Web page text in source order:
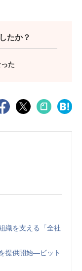
たか？
た
織を支える「全社
提供開始—ビット